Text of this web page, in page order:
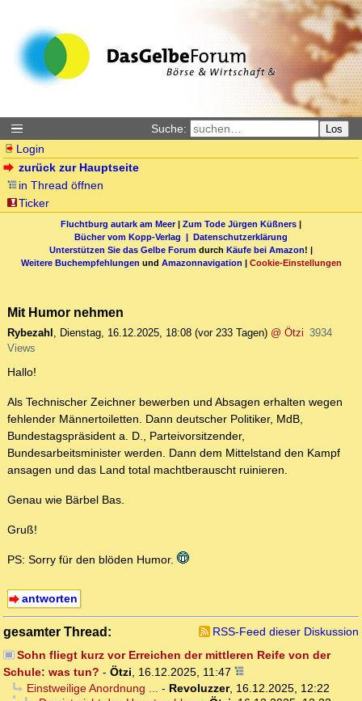
Suche: Los
Login
zurück zur Hauptseite
in Thread öffnen
Ticker
Fluchtburg autark am Meer| Zum Tode Jürgen Küßners |
Bücher vom Kopp-Verlag | Datenschutzerklärung
Unterstützen Sie das Gelbe Forum durch Käufe bei Amazon! |
Weitere Buchempfehlungen und Amazonnavigation | Cookie-Einstellungen
Mit Humor nehmen
Rybezahl , Dienstag, 16.12.2025, 18:08 (vor 233 Tagen) @ Ötzi 3934
Views
Hallo!
Als Technischer Zeichner bewerben und Absagen erhalten wegen
fehlender Männertoiletten. Dann deutscher Politiker, MdB,
Bundestagspräsident a. D., Parteivorsitzender,
Bundesarbeitsminister werden. Dann dem Mittelstand den Kampf
ansagen und das Land total machtberauscht ruinieren.
Genau wie Bärbel Bas.
Gruß!
PS: Sorry für den blöden Humor.
antworten
gesamter Thread:
RSS-Feed dieser Diskussion
Sohn fliegt kurz vor Erreichen der mittleren Reife von der
Schule: was tun? - Ötzi, 16.12.2025, 11:47
Einstweilige Anordnung ... - Revoluzzer, 16.12.2025, 12:22